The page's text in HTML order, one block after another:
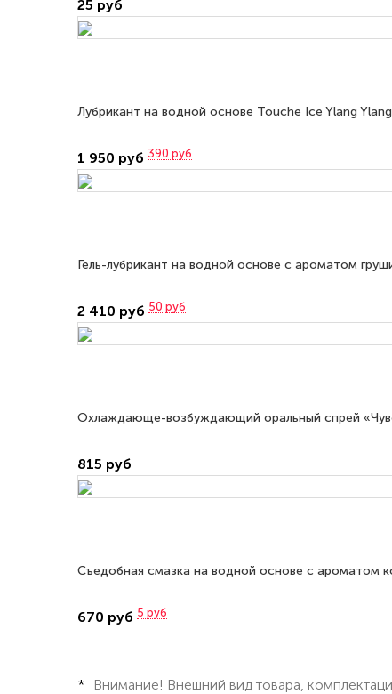
25 руб
Лубрикант на водной основе Touche Ice Ylang
1 950 руб 390 руб
Гель-лубрикант на водной основе с ароматом
2 410 руб 50 руб
Охлаждающе-возбуждающий оральный спрей
815 руб
Съедобная смазка на водной основе с ароматом
670 руб 5 руб
Внимание! Внешний вид товара,